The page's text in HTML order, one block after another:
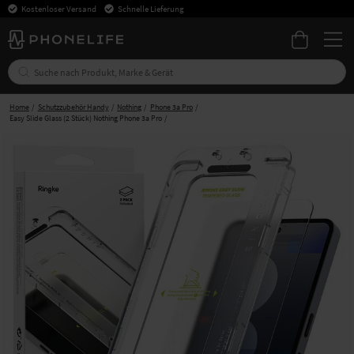
Kostenloser Versand Schnelle Lieferung
Home Schutzzubehör Handy Nothing
Phone 3a Pro
Easy Slide Glass (2 Stück) Nothing Phone 3a Pro